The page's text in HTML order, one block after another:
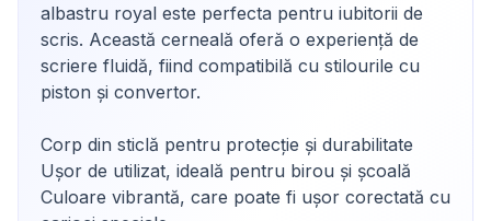
albastru royal este perfecta pentru iubitorii de
scris. Această cerneală oferă o experiență de
scriere fluidă, fiind compatibilă cu stilourile cu
piston și convertor.
Corp din sticlă pentru protecție și durabilitate
Ușor de utilizat, ideală pentru birou și școală
Culoare vibrantă, care poate fi ușor corectată cu